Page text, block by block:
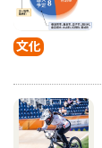
文化